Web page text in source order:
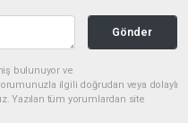
Gönder
bulunuyor ve
ilgili doğrudan veya dolaylı
Yazılan tüm yorumlardan site